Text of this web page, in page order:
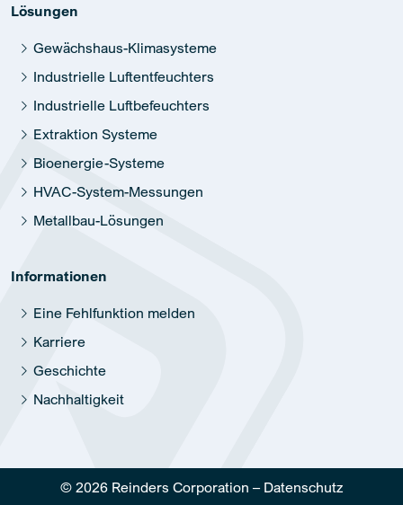
Lösungen
Gewächshaus-Klimasysteme
Industrielle Luftentfeuchters
Industrielle Luftbefeuchters
Extraktion Systeme
Bioenergie-Systeme
HVAC-System-Messungen
Metallbau-Lösungen
Informationen
Eine Fehlfunktion melden
Karriere
Geschichte
Nachhaltigkeit
© 2026 Reinders Corporation – Datenschutz